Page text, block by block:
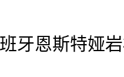
恩斯特娅岩